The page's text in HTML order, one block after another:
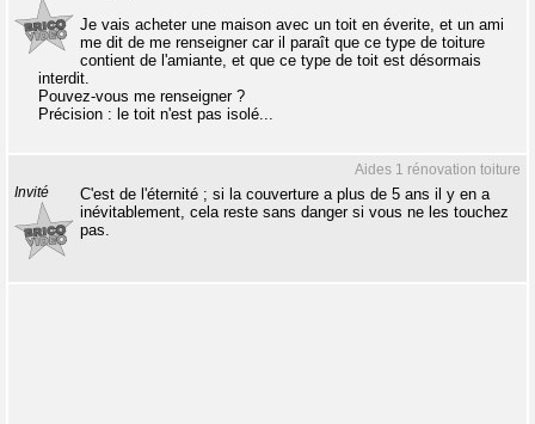
Je vais acheter une maison avec un toit en éverite, et un ami
me dit de me renseigner car il paraît que ce type de toiture
contient de l'amiante, et que ce type de toit est désormais
interdit.
Pouvez-vous me renseigner ?
Précision : le toit n'est pas isolé...
Aides 1 rénovation toiture
Invité
C'est de l'éternité ; si la couverture a plus de 5 ans il y en a
inévitablement, cela reste sans danger si vous ne les touchez
pas.